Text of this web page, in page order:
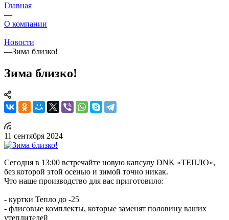
Главная
—
О компании
—
Новости
—Зима близко!
Зима близко!
11 сентября 2024
Сегодня в 13:00 встречайте новую капсулу DNK «ТЕПЛО»,
без которой этой осенью и зимой точно никак.
Что наше производство для вас приготовило:
- куртки Тепло до -25
- флисовые комплекты, которые заменят половину ваших
утеплителей